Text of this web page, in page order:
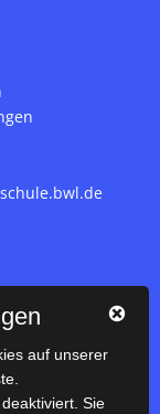
auf unserer
Sie